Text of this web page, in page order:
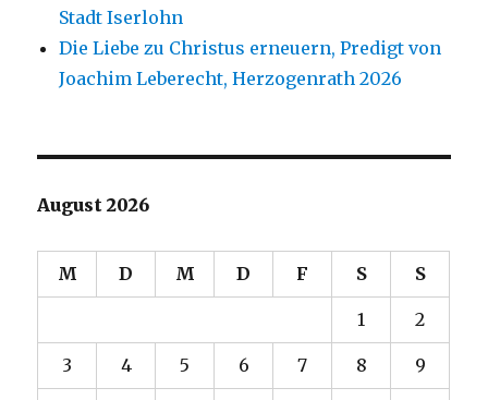
Stadt Iserlohn
Die Liebe zu Christus erneuern, Predigt von
Joachim Leberecht, Herzogenrath 2026
August 2026
M D M D F S S
1 2
3 4 5 6 7 8 9